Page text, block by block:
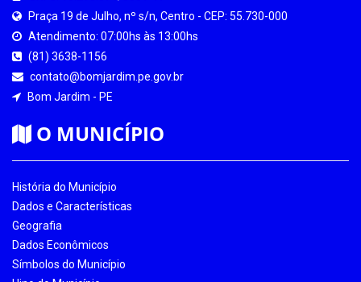
Praça 19 de Julho, nº s/n, Centro - CEP: 55.730-000
Atendimento: 07:00hs às 13:00hs
(81) 3638-1156
contato@bomjardim.pe.gov.br
Bom Jardim - PE
O MUNICÍPIO
História do Município
Dados e Características
Geografia
Dados Econômicos
Símbolos do Município